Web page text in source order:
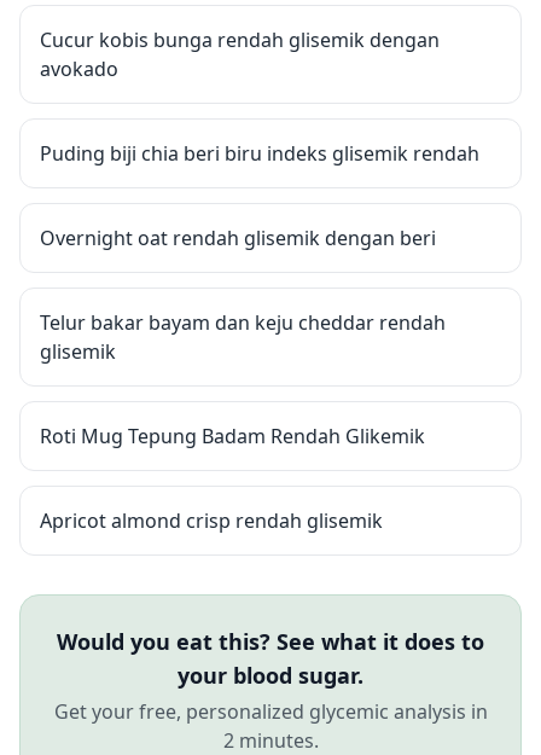
Cucur kobis bunga rendah glisemik dengan
avokado
Puding biji chia beri biru indeks glisemik rendah
Overnight oat rendah glisemik dengan beri
Telur bakar bayam dan keju cheddar rendah
glisemik
Roti Mug Tepung Badam Rendah Glikemik
Apricot almond crisp rendah glisemik
Would you eat this? See what it does to
your blood sugar.
Get your free, personalized glycemic analysis in
2 minutes.